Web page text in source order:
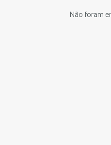
Não foram